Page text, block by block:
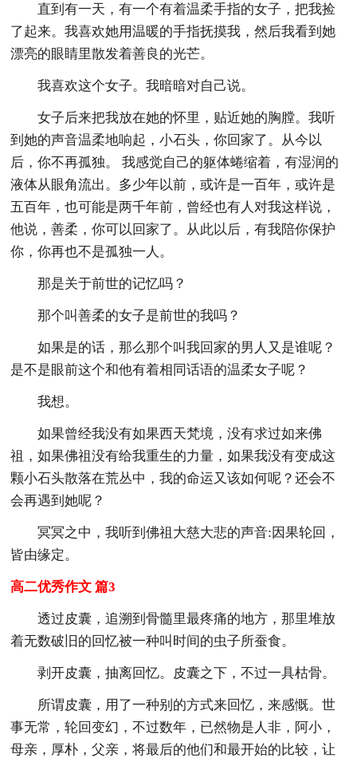
直到有一天，有一个有着温柔手指的女子，把我捡
了起来。我喜欢她用温暖的手指抚摸我，然后我看到她
漂亮的眼睛里散发着善良的光芒。
我喜欢这个女子。我暗暗对自己说。
女子后来把我放在她的怀里，贴近她的胸膛。我听
到她的声音温柔地响起，小石头，你回家了。从今以
后，你不再孤独。 我感觉自己的躯体蜷缩着，有湿润的
液体从眼角流出。多少年以前，或许是一百年，或许是
五百年，也可能是两千年前，曾经也有人对我这样说，
他说，善柔，你可以回家了。从此以后，有我陪你保护
你，你再也不是孤独一人。
那是关于前世的记忆吗？
那个叫善柔的女子是前世的我吗？
如果是的话，那么那个叫我回家的男人又是谁呢？
是不是眼前这个和他有着相同话语的温柔女子呢？
我想。
如果曾经我没有如果西天梵境，没有求过如来佛
祖，如果佛祖没有给我重生的力量，如果我没有变成这
颗小石头散落在荒丛中，我的命运又该如何呢？还会不
会再遇到她呢？
冥冥之中，我听到佛祖大慈大悲的声音:因果轮回，
皆由缘定。
高二优秀作文 篇3
透过皮囊，追溯到骨髓里最疼痛的地方，那里堆放
着无数破旧的回忆被一种叫时间的虫子所蚕食。
剥开皮囊，抽离回忆。皮囊之下，不过一具枯骨。
所谓皮囊，用了一种别的方式来回忆，来感慨。世
事无常，轮回变幻，不过数年，已然物是人非，阿小，
母亲，厚朴，父亲，将最后的他们和最开始的比较，让